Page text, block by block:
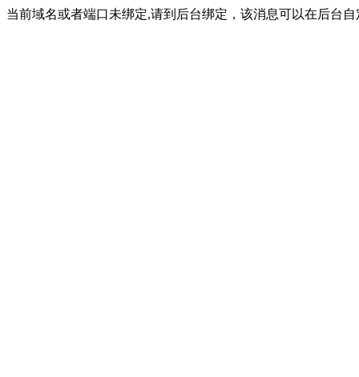
当前域名或者端口未绑定,请到后台绑定，该消息可以在后台自